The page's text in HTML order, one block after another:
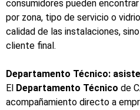
consumidores pueden
por zona, tipo de servicio o
calidad de las instalaciones,
cliente final.
Departamento Técnico:
El Departamento Técnico de
acompañamiento directo a